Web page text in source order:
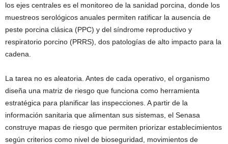
los ejes centrales es el monitoreo de la sanidad porcina, donde los
muestreos serológicos anuales permiten ratificar la ausencia de
peste porcina clásica (PPC) y del síndrome reproductivo y
respiratorio porcino (PRRS), dos patologías de alto impacto para la
cadena.
La tarea no es aleatoria. Antes de cada operativo, el organismo
diseña una matriz de riesgo que funciona como herramienta
estratégica para planificar las inspecciones. A partir de la
información sanitaria que alimentan sus sistemas, el Senasa
construye mapas de riesgo que permiten priorizar establecimientos
según criterios como nivel de bioseguridad, movimientos de